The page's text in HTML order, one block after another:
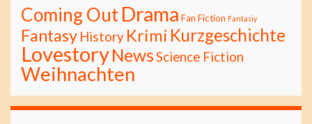
Coming OutDrama Fan Fiction Fantasiy
Fantasy History Krimi Kurzgeschichte
LovestoryNewsScience Fiction
Weihnachten